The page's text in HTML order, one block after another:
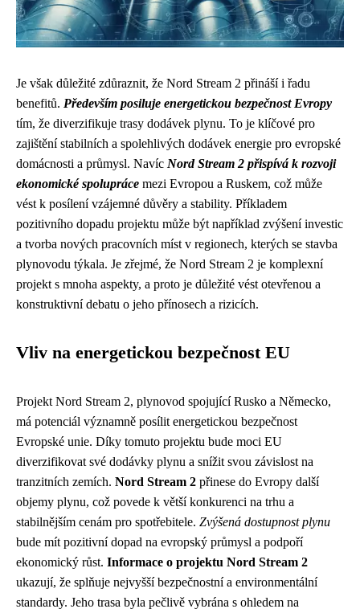
Je však důležité zdůraznit, že Nord Stream 2 přináší i řadu
benefitů. Především posiluje energetickou bezpečnost Evropy
tím, že diverzifikuje trasy dodávek plynu. To je klíčové pro
zajištění stabilních a spolehlivých dodávek energie pro evropské
domácnosti a průmysl. Navíc Nord Stream 2 přispívá k rozvoji
ekonomické spolupráce mezi Evropou a Ruskem, což může
vést k posílení vzájemné důvěry a stability. Příkladem
pozitivního dopadu projektu může být například zvýšení investic
a tvorba nových pracovních míst v regionech, kterých se stavba
plynovodu týkala. Je zřejmé, že Nord Stream 2 je komplexní
projekt s mnoha aspekty, a proto je důležité vést otevřenou a
konstruktivní debatu o jeho přínosech a rizicích.
Vliv na energetickou bezpečnost EU
Projekt Nord Stream 2, plynovod spojující Rusko a Německo,
má potenciál významně posílit energetickou bezpečnost
Evropské unie. Díky tomuto projektu bude moci EU
diverzifikovat své dodávky plynu a snížit svou závislost na
tranzitních zemích. Nord Stream 2 přinese do Evropy další
objemy plynu, což povede k větší konkurenci na trhu a
stabilnějším cenám pro spotřebitele. Zvýšená dostupnost plynu
bude mít pozitivní dopad na evropský průmysl a podpoří
ekonomický růst. Informace o projektu Nord Stream 2
ukazují, že splňuje nejvyšší bezpečnostní a environmentální
standardy. Jeho trasa byla pečlivě vybrána s ohledem na